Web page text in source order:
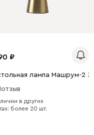
лампа Машрум-2
отзыв
в других
более 20 шт.